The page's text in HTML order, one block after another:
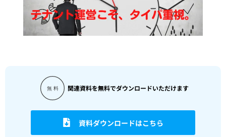
関連資料を無料でダウンロードいただけます
資料ダウンロードはこちら